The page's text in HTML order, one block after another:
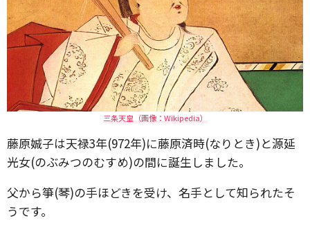
三条天皇（画像：Wikipedia）
藤原娍子は天禄3年(972年)に藤原済時(なりとき)と源延
光女(のぶみつのむすめ)の間に誕生しました。
父から箏(琴)の手ほどきを受け、名手として知られたそ
うです。